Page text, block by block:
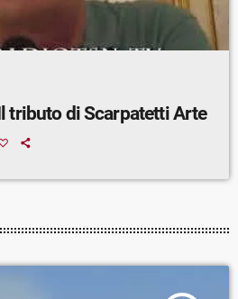
tributo di Scarpatetti Arte